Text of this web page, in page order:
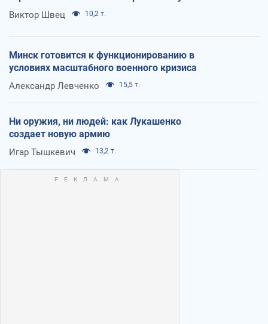
Виктор Швец 10,2 т.
Минск готовится к функционированию в
условиях масштабного военного кризиса
Александр Левченко 15,5 т.
Ни оружия, ни людей: как Лукашенко
создает новую армию
Игар Тышкевич 13,2 т.